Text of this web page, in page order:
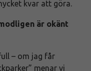
kvar att göra.
är okänt
– om jag får
menar vi